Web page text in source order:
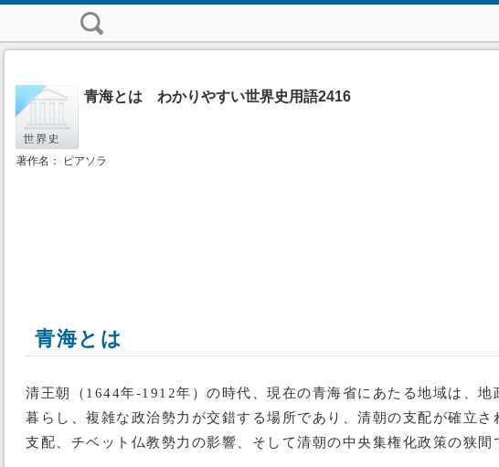
青海とは わかりやすい世界史用語2416
著作名： ピアソラ
青海とは
清王朝（1644年-1912年）の時代、現在の青海省にあたる地域は、
暮らし、複雑な政治勢力が交錯する場所であり、清朝の支配が確立
支配、チベット仏教勢力の影響、そして清朝の中央集権化政策の狭間